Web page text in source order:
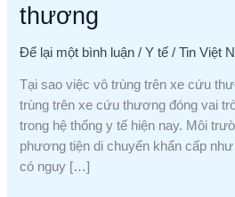
thương
Để lại một bình luận /Y tế /Tin Việt
Tại sao việc vô trùng trên xe cứu
trùng trên xe cứu thương đóng vai
trong hệ thống y tế hiện nay. Môi
phương tiện di chuyển khẩn cấp
có nguy […]